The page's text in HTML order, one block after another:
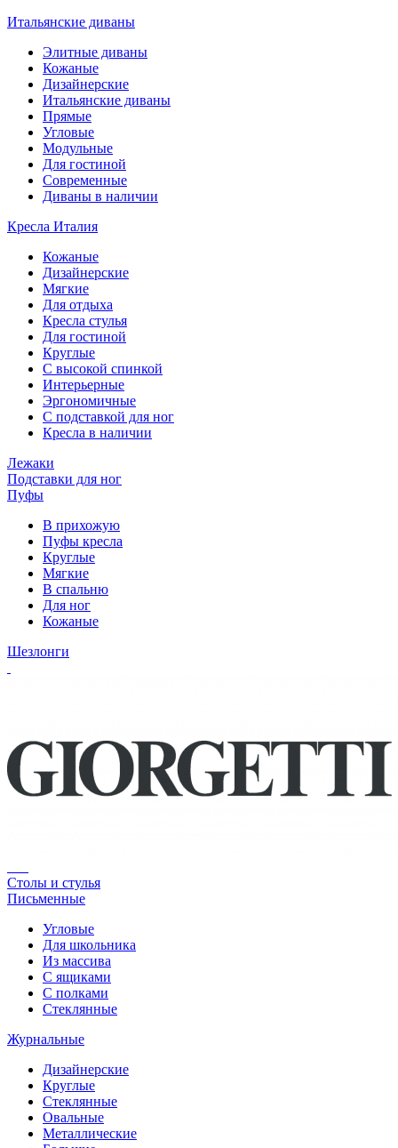
Итальянские диваны
Элитные диваны
Кожаные
Дизайнерские
Итальянские диваны
Прямые
Угловые
Модульные
Для гостиной
Современные
Диваны в наличии
Кресла Италия
Кожаные
Дизайнерские
Мягкие
Для отдыха
Кресла стулья
Для гостиной
Круглые
С высокой спинкой
Интерьерные
Эргономичные
С подставкой для ног
Кресла в наличии
Лежаки
Подставки для ног
Пуфы
В прихожую
Пуфы кресла
Круглые
Мягкие
В спальню
Для ног
Кожаные
Шезлонги
Столы и стулья
Письменные
Угловые
Для школьника
Из массива
С ящиками
С полками
Стеклянные
Журнальные
Дизайнерские
Круглые
Стеклянные
Овальные
Металлические